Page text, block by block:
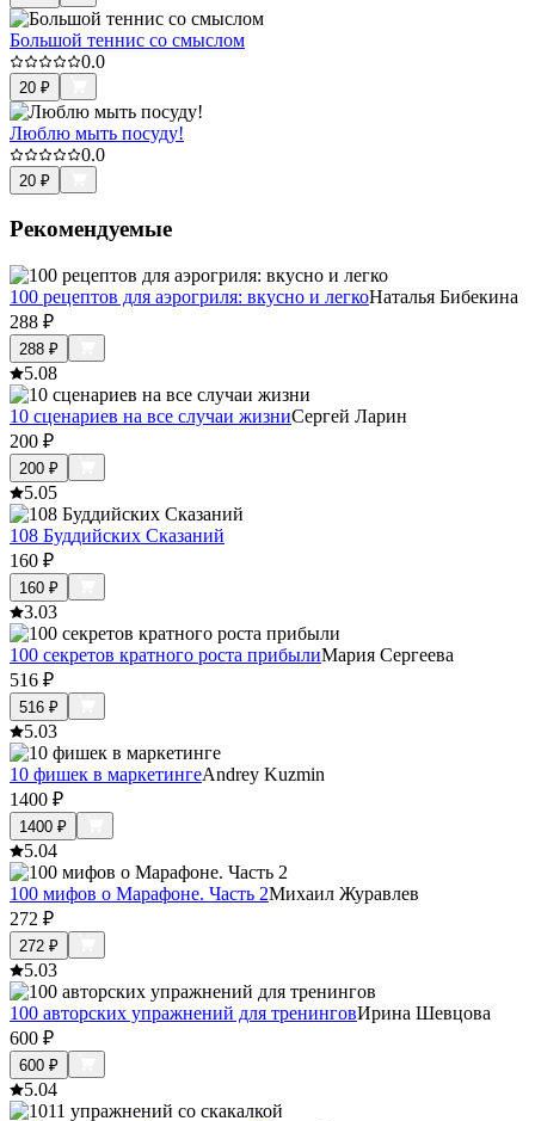
Большой теннис со смыслом
0.0
20 ₽
Люблю мыть посуду!
0.0
20 ₽
Рекомендуемые
100 рецептов для аэрогриля: вкусно и легкоНаталья Бибекина
288 ₽
288 ₽
5.08
10 сценариев на все случаи жизниСергей Ларин
200 ₽
200 ₽
5.05
108 Буддийских Сказаний
160 ₽
160 ₽
3.03
100 секретов кратного роста прибылиМария Сергеева
516 ₽
516 ₽
5.03
10 фишек в маркетингеAndrey Kuzmin
1400 ₽
1400 ₽
5.04
100 мифов о Марафоне. Часть 2Михаил Журавлев
272 ₽
272 ₽
5.03
100 авторских упражнений для тренинговИрина Шевцова
600 ₽
600 ₽
5.04